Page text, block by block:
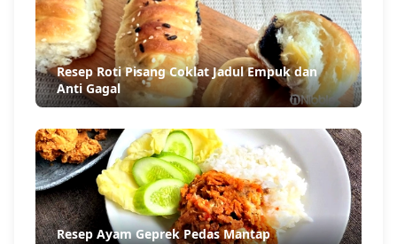
Resep Roti Pisang Coklat Jadul Empuk dan
Anti Gagal
Resep Ayam Geprek Pedas Mantap